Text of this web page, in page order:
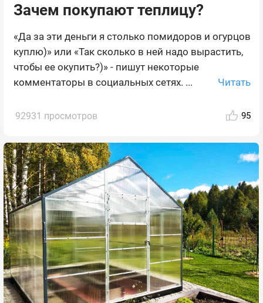
Зачем покупают теплицу?
«Да за эти деньги я столько помидоров и огурцов
куплю)» или «Так сколько в ней надо вырастить,
чтобы ее окупить?)» - пишут некоторые
комментаторы в социальных сетях. ...
Читать
92931 просмотров 95